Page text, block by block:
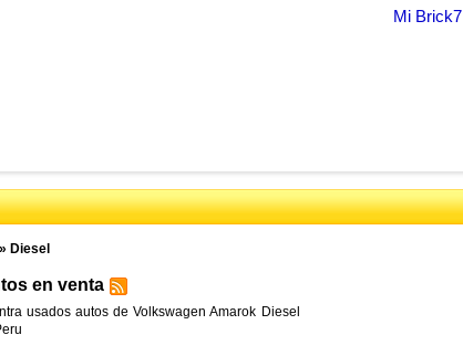
Mi Brick7
Diesel
en venta
usados autos de Volkswagen Amarok Diesel